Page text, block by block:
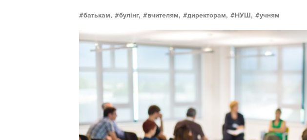
батькам, булінг, вчителям, директорам, НУШ, учням